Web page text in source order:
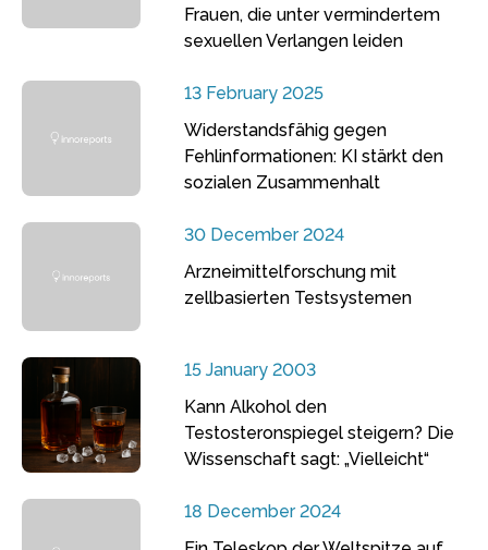
Frauen, die unter vermindertem
sexuellen Verlangen leiden
13 February 2025
Widerstandsfähig gegen
Fehlinformationen: KI stärkt den
sozialen Zusammenhalt
30 December 2024
Arzneimittelforschung mit
zellbasierten Testsystemen
15 January 2003
Kann Alkohol den
Testosteronspiegel steigern? Die
Wissenschaft sagt: „Vielleicht“
18 December 2024